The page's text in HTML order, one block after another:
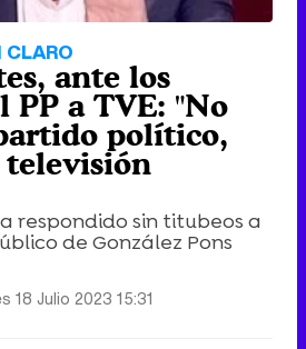
ante los
PP a TVE: "No
político,
televisión
respondido sin titubeos a
de González Pons
18 Julio 2023 15:31